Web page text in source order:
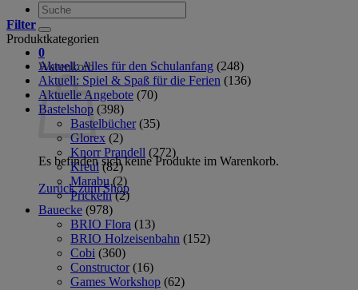
Suche
nach:
0
Warenkorb
Es befinden sich keine Produkte im Warenkorb.
Zurück zum Shop
Filter
Produktkategorien
Aktuell: Alles für den Schulanfang (248)
Aktuell: Spiel & Spaß für die Ferien (136)
Aktuelle Angebote (70)
Bastelshop (398)
Bastelbücher (35)
Glorex (2)
Knorr Prandell (272)
Kreul (82)
Marabu (2)
Prickeln (2)
Bauecke (978)
BRIO Flora (13)
BRIO Holzeisenbahn (152)
Cobi (360)
Constructor (16)
Games Workshop (62)